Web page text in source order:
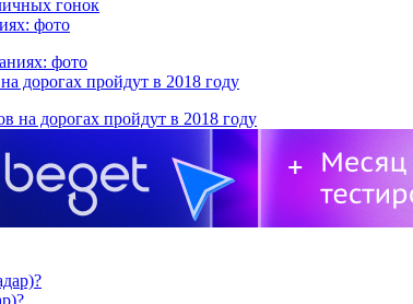
фото
дорогах пройдут в 2018 году